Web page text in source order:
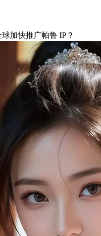
加快推广帕鲁 IP？